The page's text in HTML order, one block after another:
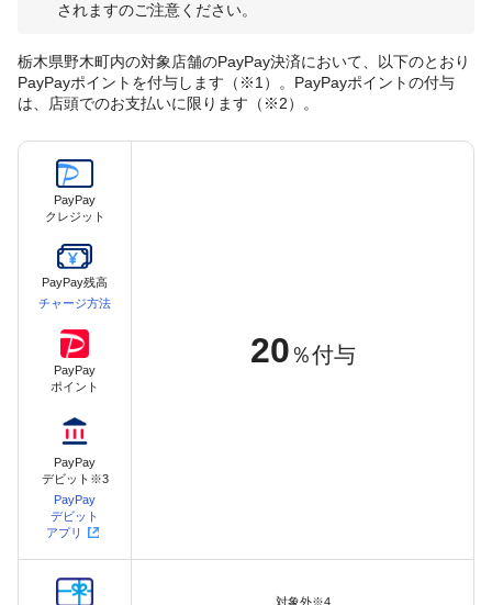
されますのご注意ください。
栃木県野木町内の対象店舗のPayPay決済において、以下のとおり
PayPayポイントを付与します（※1）。PayPayポイントの付与
は、店頭でのお支払いに限ります（※2）。
PayPay
クレジット
PayPay残高
チャージ方法
PayPay
ポイント
PayPay
デビット※3
PayPay
デビット
アプリ
20 ％付与
対象外※4